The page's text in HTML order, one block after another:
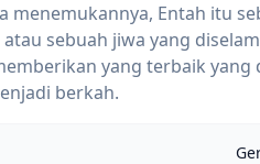
menemukannya, Entah itu
sebuah jiwa yang
yang terbaik
berkah.